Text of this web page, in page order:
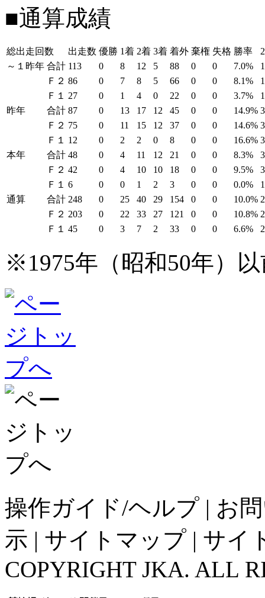
■通算成績
総出走回数 出走数 優勝 1着 2着 3着 着外 棄権 失格 勝率
～１昨年 合計 113 0 8 12 5 88 0 0 7.0%
Ｆ２ 86 0 7 8 5 66 0 0 8.1%
Ｆ１
27 0 1 4 0 22 0 0 3.7%
昨年
合計 87 0 13 17 12 45 0 0 14.9%
Ｆ２ 75 0 11 15 12 37 0 0 14.6%
Ｆ１
12 0 2 2 0 8 0 0 16.6%
本年
合計 48 0 4 11 12 21 0 0 8.3%
Ｆ２ 42 0 4 10 10 18 0 0 9.5%
Ｆ１
6 0 0 1 2 3 0 0 0.0%
通算
合計 248 0 25 40 29 154 0 0 10.0%
Ｆ２ 203 0 22 33 27 121 0 0 10.8%
Ｆ１
45 0 3 7 2 33 0 0 6.6%
※1975年（昭和50年）
操作ガイド/ヘルプ | お
示 | サイトマップ | サイ
COPYRIGHT JKA. ALL